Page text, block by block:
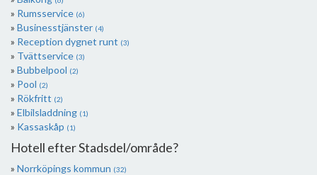
Rumsservice (6)
Businesstjänster (4)
Reception dygnet runt (3)
Tvättservice (3)
Bubbelpool (2)
Pool (2)
Rökfritt (2)
Elbilsladdning (1)
Kassaskåp (1)
Hotell efter Stadsdel/område?
Norrköpings kommun (32)